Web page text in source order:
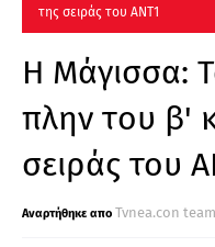
της σειράς του ΑΝΤ1
Η Μάγισσα:
πλην τoυ β'
σειράς του
Tvnea.con team